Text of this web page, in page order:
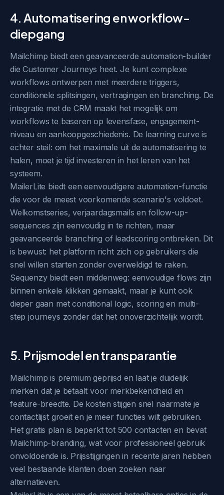
4. Automatisering en workflow-
diepgang
Mailchimp biedt een geavanceerde automation-builder
die Customer Journeys heet. Je kunt complexe
workflows ontwerpen met meerdere triggers,
conditionele splitsingen, vertragingen en branching. De
integratie met de CRM maakt het mogelijk om
workflows te baseren op levensfase, engagement-
niveau en aankoopgeschiedenis. De learning curve is
echter steil: om het maximale uit de automatisering te
halen, moet je tijd investeren in het leren van het
systeem.
MailerLite biedt een eenvoudigere automation-functie
die voor de meest voorkomende scenario's voldoet.
Welkomstseries, verjaardagsmails en follow-up-
sequences zijn eenvoudig in te richten, maar
geavanceerde branching of leadscoring ontbreken. Dit
is bewust: het platform richt zich op gebruikers die
snel willen starten zonder overweldigd te raken.
Sequenzy biedt een middenweg: eenvoudige flows zijn
binnen enkele klikken gemaakt, maar je kunt ook
dieper gaan met conditional logic, scoring en multi-
step journeys zonder dat het onoverzichtelijk wordt.
5. Prijsmodel en transparantie
Mailchimp is premium geprijsd en laat je duidelijk
merken dat je betaalt voor merkbekendheid en
feature-breedte. De kosten stijgen snel naarmate je
contactlijst groeit en je meer functies wilt gebruiken.
Het gratis plan is beperkt tot 500 contacten en bevat
Mailchimp-branding, wat voor professioneel gebruik
onvoldoende is. Prijsstijgingen in recente jaren hebben
veel bestaande klanten doen zoeken naar
alternatieven.